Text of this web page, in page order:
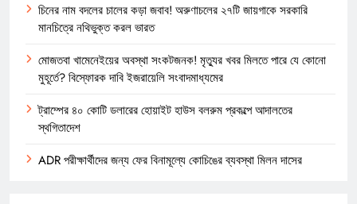
চিনের নাম বদলের চালের কড়া জবাব! অরুণাচলের ২৭টি জায়গাকে সরকারি
মানচিত্রে নথিভুক্ত করল ভারত
মোজতবা খামেনেইয়ের অবস্থা সংকটজনক! মৃত্যুর খবর মিলতে পারে যে কোনো
মুহূর্তে? বিস্ফোরক দাবি ইজরায়েলি সংবাদমাধ্যমের
ট্রাম্পের ৪০ কোটি ডলারের হোয়াইট হাউস বলরুম প্রকল্পে আদালতের
স্থগিতাদেশ
ADR পরীক্ষার্থীদের জন্য ফের বিনামূল্যে কোচিঙের ব্যবস্থা মিলন দাসের